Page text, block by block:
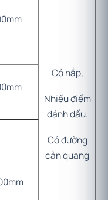
Có nắp,
Nhiều điểm
đánh dấu.
Có đường
cản quang